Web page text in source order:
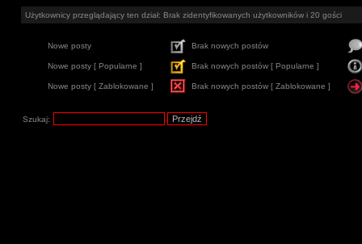
Użytkownicy przeglądający ten dział: Brak zidentyfikowanych użytkowników i 20 gości
Nowe posty Brak nowych postów
Nowe posty [ Popularne ] Brak nowych postów [ Popularne ]
Nowe posty [ Zablokowane ] Brak nowych postów [ Zablokowane ]
Szukaj: